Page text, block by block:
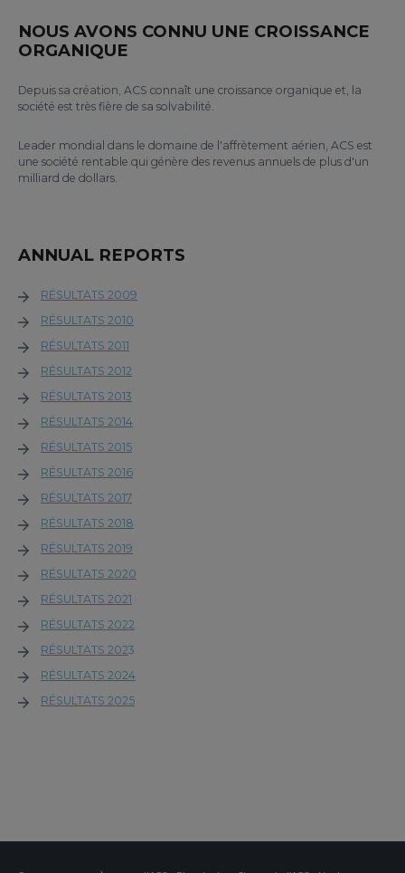
NOUS AVONS CONNU UNE CROISSANCE
ORGANIQUE
Depuis sa création, ACS connaît une croissance organique et, la
société est très fière de sa solvabilité.
Leader mondial dans le domaine de l'affrètement aérien, ACS est
une société rentable qui génère des revenus annuels de plus d'un
milliard de dollars.
ANNUAL REPORTS
RÉSULTATS 2009
RÉSULTATS 2010
RÉSULTATS 2011
RÉSULTATS 2012
RÉSULTATS 2013
RÉSULTATS 2014
RÉSULTATS 2015
RÉSULTATS 2016
RÉSULTATS 2017
RÉSULTATS 2018
RÉSULTATS 2019
RÉSULTATS 2020
RÉSULTATS 2021
RÉSULTATS 2022
RÉSULTATS 2023
RÉSULTATS 2024
RÉSULTATS 2025